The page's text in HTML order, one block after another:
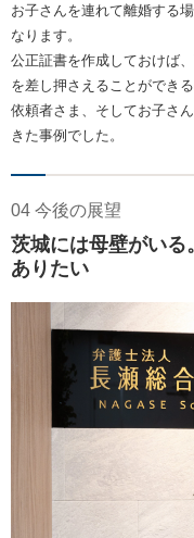
お子さんを連れて離婚する
なります。
公正証書を作成しておけば
を差し押さえることができ
依頼者さま、そしてお子さ
きた事例でした。
04 今後の展望
茨城には母壁がい
ありたい